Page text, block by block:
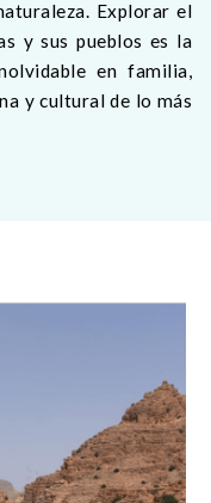
Explorar el
y sus pueblos es la
en familia,
y cultural de lo más